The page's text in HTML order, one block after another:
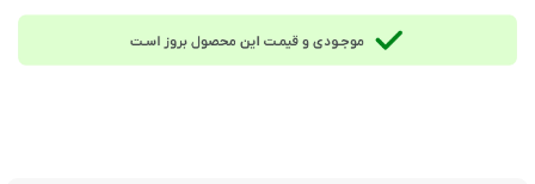
مصرف خانگی، آشپزی حرفه‌ای، رستوران‌ها، گریل و باربیکیو و میز پذیرایی خاص
وزن خالص: